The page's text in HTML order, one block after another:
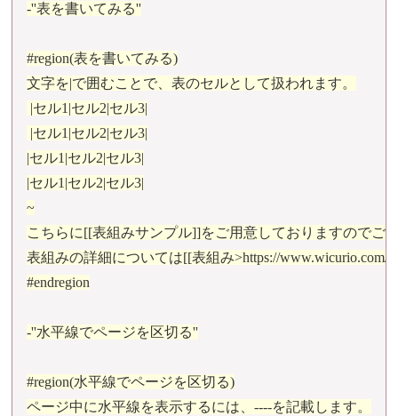
-''表を書いてみる''
#region(表を書いてみる)
文字を|で囲むことで、表のセルとして扱われます。
|セル1|セル2|セル3|
|セル1|セル2|セル3|
|セル1|セル2|セル3|
|セル1|セル2|セル3|
~
こちらに[[表組みサンプル]]をご用意しておりますのでご
表組みの詳細については[[表組み>https://www.wicurio.com/
#endregion
-''水平線でページを区切る''
#region(水平線でページを区切る)
ページ中に水平線を表示するには、----を記載します。